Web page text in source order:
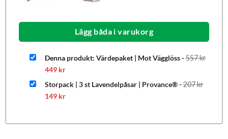
Lägg båda i varukorg
Denna produkt: Värdepaket | Mot Vägglöss-557kr
Det
ursprungliga
priset
var:
557 kr.
449 kr
priset
är:
449 kr.
Storpack | 3 st Lavendelpåsar | Provance®-207kr
149 kr
149 kr.